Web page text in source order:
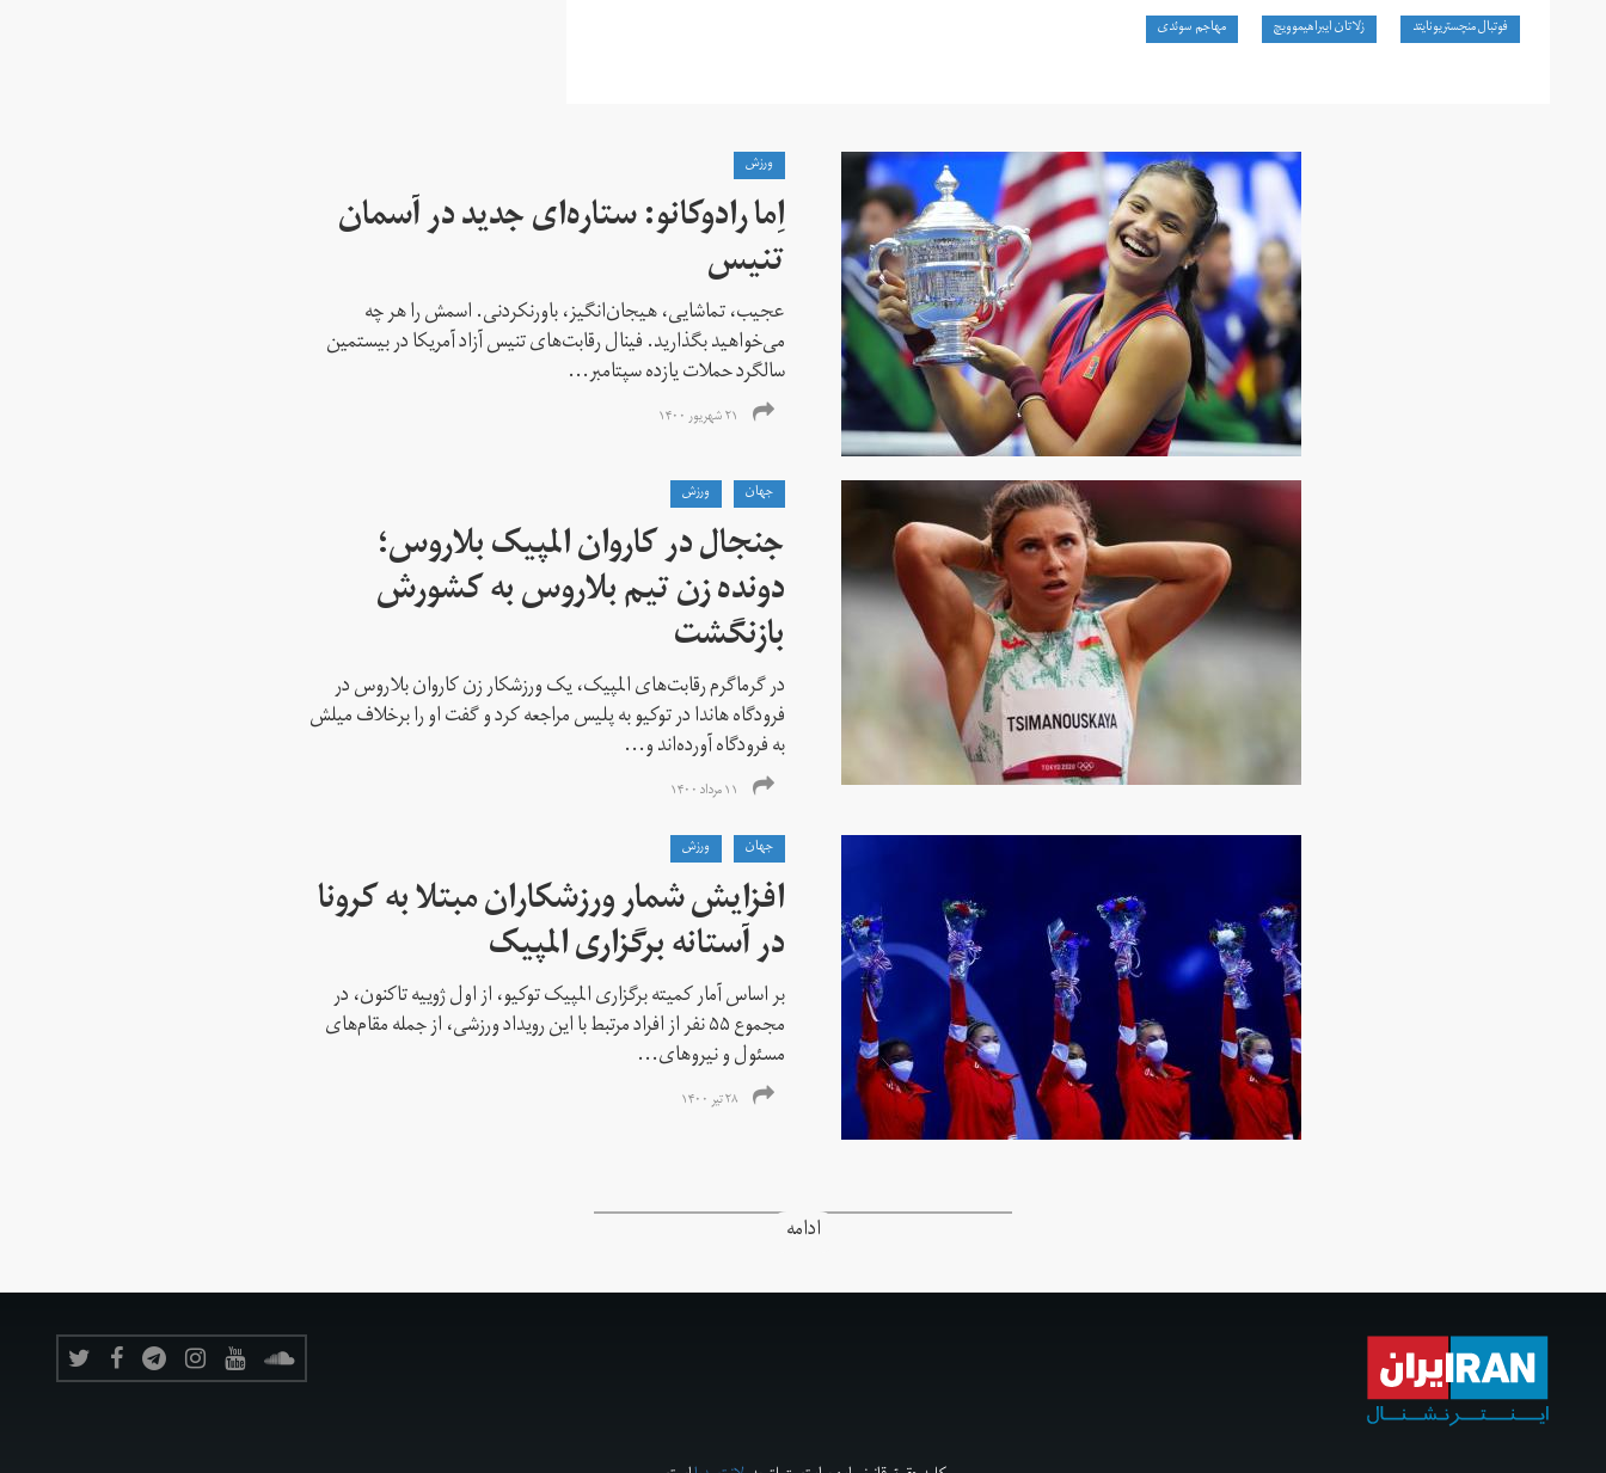
فوتبال منچستریونایتد زلاتان ایبراهیموویچ مهاجم سوئدی
ورزش
اِما رادوکانو: ستاره‌ای جدید در آسمان
تنیس
عجیب، تماشایی، هیجان‌انگیز، باورنکردنی. اسمش را هر چه
می‌خواهید بگذارید. فینال رقابت‌های تنیس آزاد آمریکا در بیستمین
سالگرد حملات یازده سپتامبر...
۲۱ شهریور ۱۴۰۰
جهان ورزش
جنجال در کاروان المپیک بلاروس؛
دونده زن تیم بلاروس به کشورش
بازنگشت
در گرماگرم رقابت‌های المپیک، یک ورزشکار زن کاروان بلاروس در
فرودگاه هاندا در توکیو به پلیس مراجعه کرد و گفت او را برخلاف میلش
به فرودگاه آورده‌اند و...
۱۱ مرداد ۱۴۰۰
جهان
ورزش
افزایش شمار ورزشکاران مبتلا به کرونا
در آستانه برگزاری المپیک
بر اساس آمار کمیته برگزاری المپیک توکیو، از اول ژوییه تاکنون، در
مجموع ۵۵ نفر از افراد مرتبط با این رویداد ورزشی، از جمله مقام‌های
مسئول و نیروهای...
۲۸ تیر ۱۴۰۰
ادامه